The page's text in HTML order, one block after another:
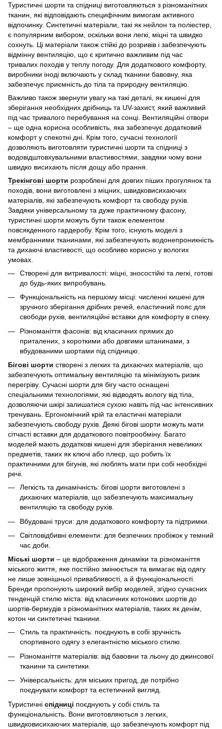
Туристичні шорти та спідниці виготовляються з різноманітних
тканин, які відповідають специфічним вимогам активного
відпочинку. Синтетичні матеріали, такі як нейлон та поліестер,
є популярним вибором, оскільки вони легкі, міцні та швидко
сохнуть. Ці матеріали також стійкі до розривів і забезпечують
відмінну вентиляцію, що є критично важливим під час
тривалих походів у теплу погоду. Для додаткового комфорту,
виробники іноді включають у склад тканини бавовну, яка
забезпечує приємність до тіла та природну вентиляцію.
Важливо також звернути увагу на такі деталі, як кишені для
зберігання необхідних дрібниць та UV-захист, який важливий
під час тривалого перебування на сонці. Вентиляційні отвори
– ще одна корисна особливість, яка забезпечує додатковий
комфорт у спекотні дні. Крім того, сучасні технології
дозволяють виготовляти туристичні шорти та спідниці з
водовідштовхувальними властивостями, завдяки чому вони
швидко висихають після дощу або прання.
Трекінгові шорти розроблені для довгих піших прогулянок та
походів, вони виготовлені з міцних, швидковисихаючих
матеріалів, які забезпечують комфорт та свободу рухів.
Завдяки універсальному та дуже практичному фасону,
туристичні шорти можуть бути також елементом
повсякденного гардеробу. Крім того, існують моделі з
мембранними тканинами, які забезпечують водонепроникність
та дихаючі властивості, що особливо корисно у вологих
умовах.
Створені для витривалості: міцні, зносостійкі та легкі, готові
до будь-яких випробувань.
Функціональність на першому місці: численні кишені для
зручного зберігання дрібних речей, еластичний пояс для
свободи рухів, вентиляційні вставки для комфорту в спеку.
Різноманіття фасонів: від класичних прямих до
приталених, з короткими або довгими штанинами, з
вбудованими шортами під спідницю.
Бігові шорти створені з легких та дихаючих матеріалів, що
забезпечують оптимальну вентиляцію та мінімізують ризик
перегріву. Сучасні шорти для бігу часто оснащені
спеціальними технологіями, які відводять вологу від тіла,
дозволяючи шкірі залишатися сухою навіть під час інтенсивних
тренувань. Ергономічний крій та еластичні матеріали
забезпечують свободу рухів. Деякі бігові шорти можуть мати
сітчасті вставки для додаткового повітрообміну. Багато
моделей мають додаткові кишені для зберігання невеликих
предметів, таких як ключі або плеєр, що робить їх
практичними для бігунів, які люблять мати при собі необхідні
речі.
Легкість та динамічність: бігові шорти виготовлені з
дихаючих матеріалів, що забезпечують максимальну
вентиляцію та свободу рухів.
Вбудовані труси: для додаткового комфорту та підтримки.
Світловідбивні елементи: для безпечних пробіжок у темний
час доби.
Міські шорти – це відображення динаміки та різноманіття
міського життя, яке постійно змінюється та вимагає від одягу
не лише зовнішньої привабливості, а й функціональності.
Бренди пропонують широкий вибір моделей, згідно сучасних
тенденцій стилю міста: від класичних котонових шортів до
шортів-бермудів з різноманітних матеріалів, таких як денім,
котон чи синтетичні тканини.
Стиль та практичність: поєднують в собі зручність
спортивного одягу з елегантністю міського стилю.
Різноманіття матеріалів: від бавовни та льону до джинсової
тканини та синтетики.
Універсальність: для міських пригод, де потрібно
поєднувати комфорт та естетичний вигляд.
Туристичні спідниці поєднують у собі стиль та
функціональність. Вони виготовляються з легких,
швидковисихаючих матеріалів, що забезпечують комфорт під